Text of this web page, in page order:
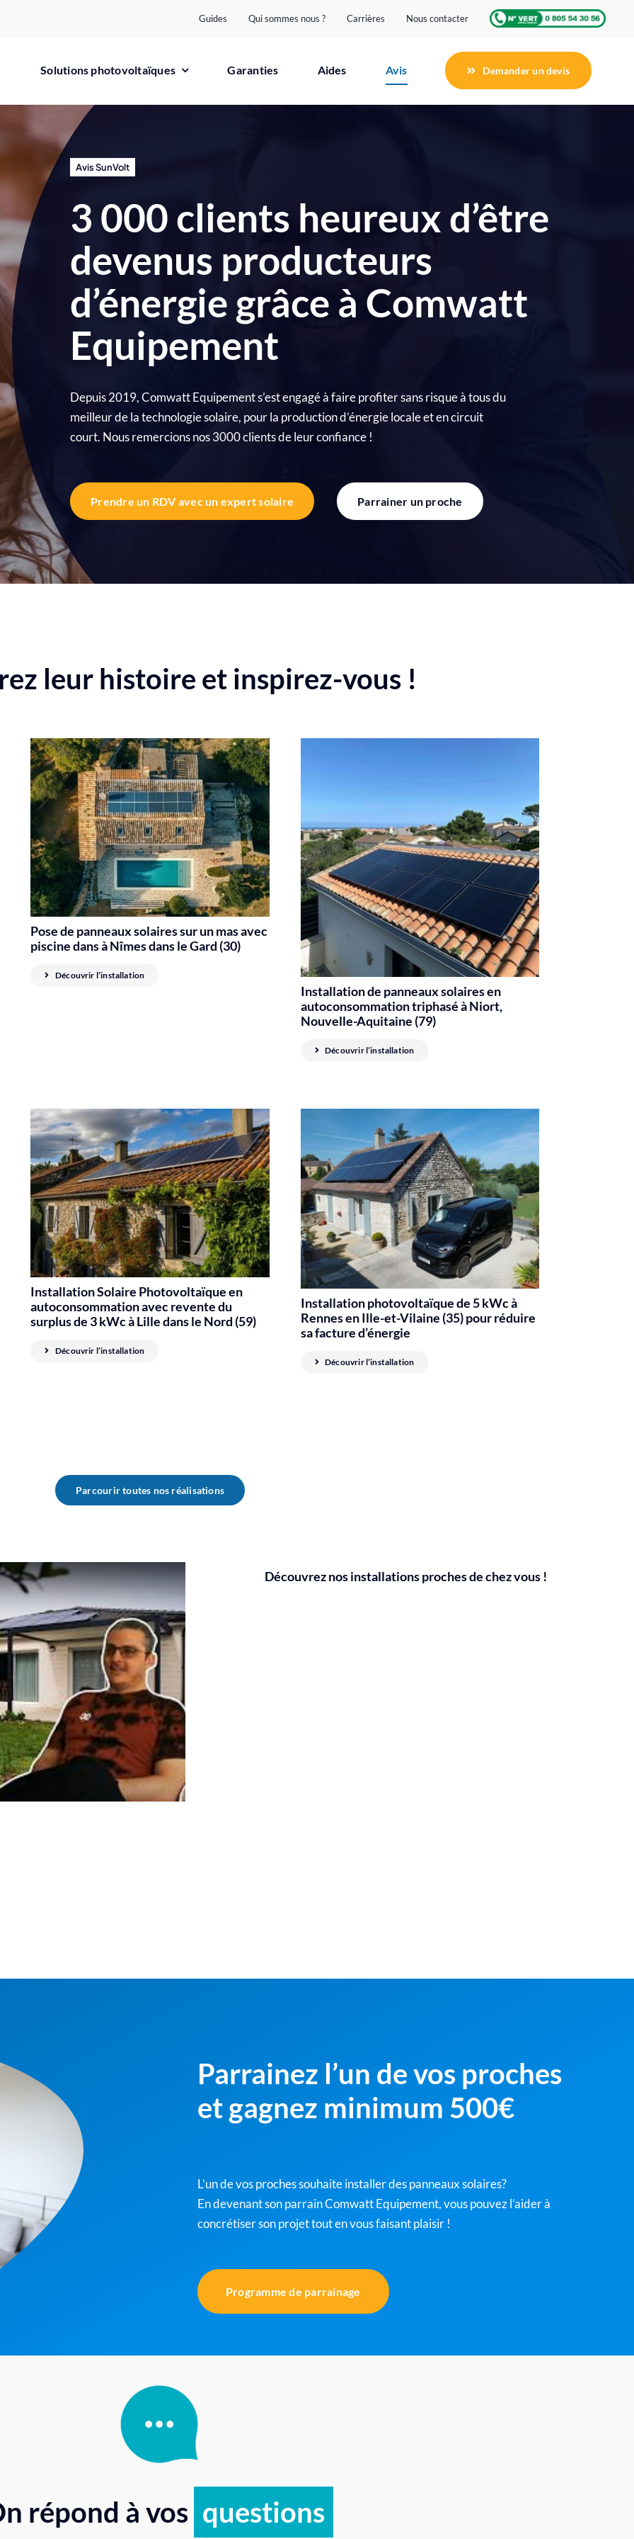
Guides Qui sommes nous ? Carrières Nous contacter
Solutions photovoltaïques
Gamme SunEco
solaire performant et
au meilleur prix
En savoir plus
Gamme SunMax
En savoir plus
Garanties Aides Avis Demander un devis
Avis SunVolt
3 000 clients heureux d’être
devenus producteurs
d’énergie grâce à Comwatt
Equipement
Depuis 2019, Comwatt Equipement s’est engagé à faire profiter sans risque à tous du
meilleur de la technologie solaire, pour la production d’énergie locale et en circuit
court. Nous remercions nos 3000 clients de leur confiance !
Prendre un RDV avec un expert solaire Parrainer un proche
leur histoire et inspirez-vous !
Pose de panneaux solaires sur un mas avec
piscine dans à Nîmes dans le Gard (30)
Découvrir l’installation
Installation de panneaux solaires en
autoconsommation triphasé à Niort,
Nouvelle-Aquitaine (79)
Découvrir l’installation
Installation Solaire Photovoltaïque en
autoconsommation avec revente du
surplus de 3 kWc à Lille dans le Nord (59)
Découvrir l’installation
Installation photovoltaïque de 5 kWc à
Rennes en Ille-et-Vilaine (35) pour réduire
sa facture d’énergie
Découvrir l’installation
Parcourir toutes nos réalisations
Découvrez nos installations proches de chez vous !
Parrainez l’un de vos proches
et gagnez minimum 500€
L’un de vos proches souhaite installer des panneaux solaires?
En devenant son parrain Comwatt Equipement, vous pouvez l’aider à
concrétiser son projet tout en vous faisant plaisir !
Programme de parrainage
répond à vos questions